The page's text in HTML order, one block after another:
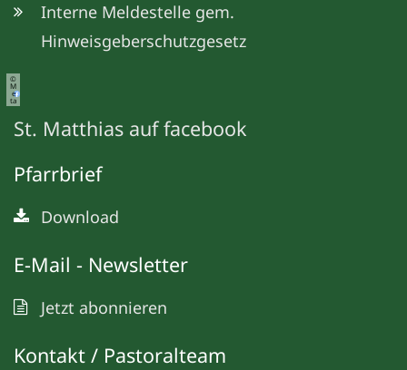
Interne Meldestelle gem.
Hinweisgeberschutzgesetz
©
M
e
ta
St. Matthias auf facebook
Pfarrbrief
Download
E-Mail - Newsletter
Jetzt abonnieren
Kontakt / Pastoralteam